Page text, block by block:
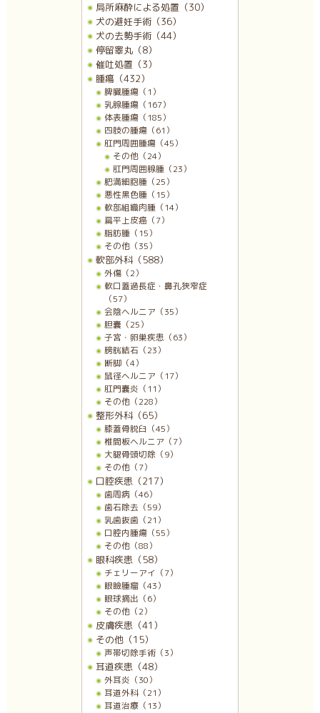
局所麻酔による処置（30）
犬の避妊手術（36）
犬の去勢手術（44）
停留睾丸（8）
催吐処置（3）
腫瘍（432）
脾臓腫瘍（1）
乳腺腫瘍（167）
体表腫瘍（185）
四肢の腫瘍（61）
肛門周囲腫瘍（45）
その他（24）
肛門周囲腺腫（23）
肥満細胞腫（25）
悪性黒色腫（15）
軟部組織肉腫（14）
扁平上皮癌（7）
脂肪腫（15）
その他（35）
軟部外科（588）
外傷（2）
軟口蓋過長症・鼻孔狭窄症
（57）
会陰ヘルニア（35）
胆嚢（25）
子宮・卵巣疾患（63）
膀胱結石（23）
断脚（4）
鼠径ヘルニア（17）
肛門嚢炎（11）
その他（228）
整形外科（65）
膝蓋骨脱臼（45）
椎間板ヘルニア（7）
大腿骨頭切除（9）
その他（7）
口腔疾患（217）
歯周病（46）
歯石除去（59）
乳歯抜歯（21）
口腔内腫瘍（55）
その他（88）
眼科疾患（58）
チェリーアイ（7）
眼瞼腫瘤（43）
眼球摘出（6）
その他（2）
皮膚疾患（41）
その他（15）
声帯切除手術（3）
耳道疾患（48）
外耳炎（30）
耳道外科（21）
耳道治療（13）